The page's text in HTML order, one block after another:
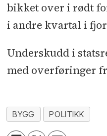
bikket over i rødt
i andre kvartal i
Underskudd i
med overføringer
BYGG POLITIKK